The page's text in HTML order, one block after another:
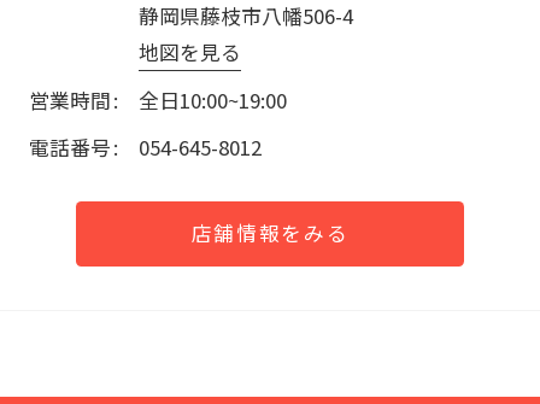
静岡県藤枝市八幡506-4
地図を見る
営業時間
全日10:00~19:00
電話番号
054-645-8012
店舗情報をみる